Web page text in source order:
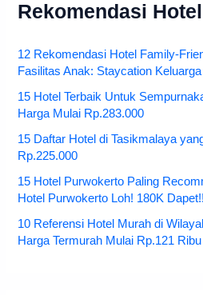
Rekomendasi Hotel
12 Rekomendasi Hotel Family-
Fasilitas Anak: Staycation
15 Hotel Terbaik Untuk
Harga Mulai Rp.283.000
15 Daftar Hotel di Tasikmalaya
Rp.225.000
15 Hotel Purwokerto Paling
Hotel Purwokerto Loh! 180K Dapet!!
10 Referensi Hotel Murah di
Harga Termurah Mulai Rp.121